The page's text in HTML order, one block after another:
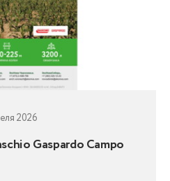
2026
Gaspardo Campo